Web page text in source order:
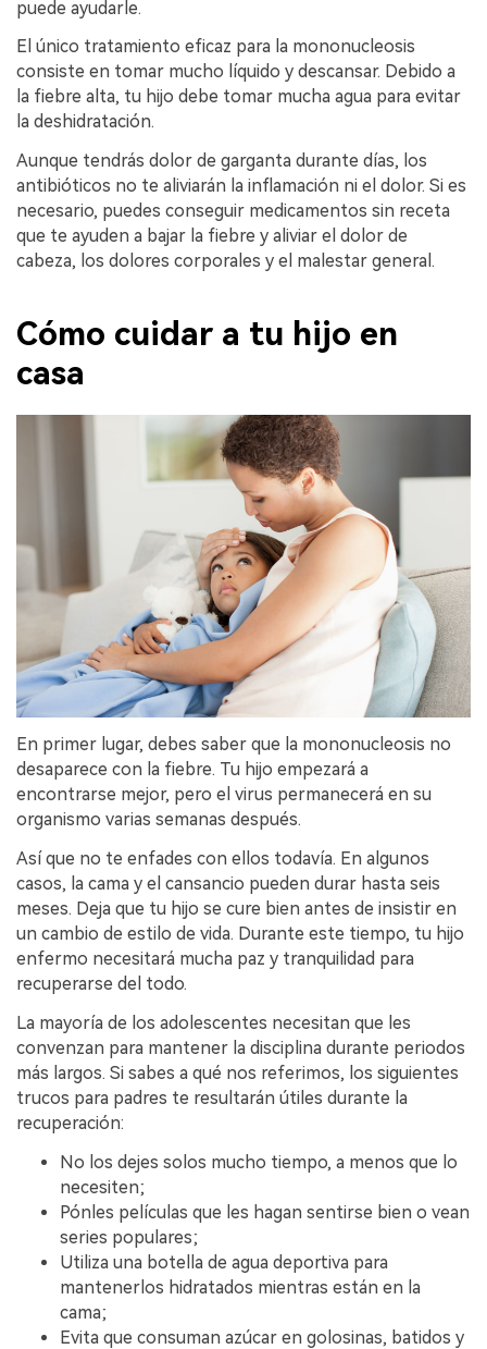
puede ayudarle.
El único tratamiento eficaz para la mononucleosis
consiste en tomar mucho líquido y descansar. Debido a
la fiebre alta, tu hijo debe tomar mucha agua para evitar
la deshidratación.
Aunque tendrás dolor de garganta durante días, los
antibióticos no te aliviarán la inflamación ni el dolor. Si es
necesario, puedes conseguir medicamentos sin receta
que te ayuden a bajar la fiebre y aliviar el dolor de
cabeza, los dolores corporales y el malestar general.
Cómo cuidar a tu hijo en
casa
En primer lugar, debes saber que la mononucleosis no
desaparece con la fiebre. Tu hijo empezará a
encontrarse mejor, pero el virus permanecerá en su
organismo varias semanas después.
Así que no te enfades con ellos todavía. En algunos
casos, la cama y el cansancio pueden durar hasta seis
meses. Deja que tu hijo se cure bien antes de insistir en
un cambio de estilo de vida. Durante este tiempo, tu hijo
enfermo necesitará mucha paz y tranquilidad para
recuperarse del todo.
La mayoría de los adolescentes necesitan que les
convenzan para mantener la disciplina durante periodos
más largos. Si sabes a qué nos referimos, los siguientes
trucos para padres te resultarán útiles durante la
recuperación:
No los dejes solos mucho tiempo, a menos que lo
necesiten;
Pónles películas que les hagan sentirse bien o vean
series populares;
Utiliza una botella de agua deportiva para
mantenerlos hidratados mientras están en la
cama;
Evita que consuman azúcar en golosinas, batidos y